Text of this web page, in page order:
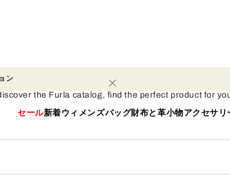
ン​
セール新着ウィメンズバッグ財布と革小物アクセサリ
the Furla catalog, find the perfect product for